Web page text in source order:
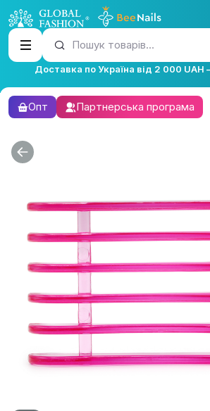
Пошук товарів...
Доставка по Україна від 2 000
Опт Партнерська програма